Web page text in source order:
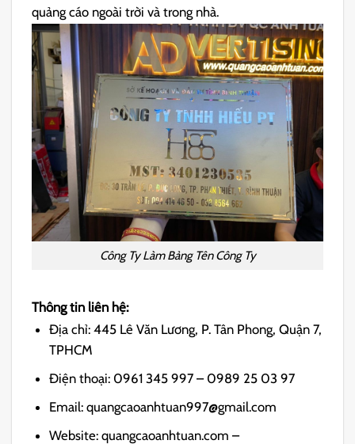
quảng cáo ngoài trời và trong nhà.
Công Ty Làm Bảng Tên Công Ty
Thông tin liên hệ:
Địa chỉ: 445 Lê Văn Lương, P. Tân Phong, Quận 7,
TPHCM
Điện thoại: 0961 345 997 – 0989 25 03 97
Email: quangcaoanhtuan997@gmail.com
Website: quangcaoanhtuan.com –